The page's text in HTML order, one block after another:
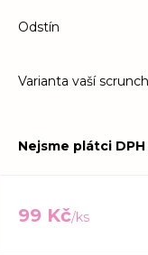
Odstín
Varianta vaší
Nejsme plátci DPH
99 Kč/ks